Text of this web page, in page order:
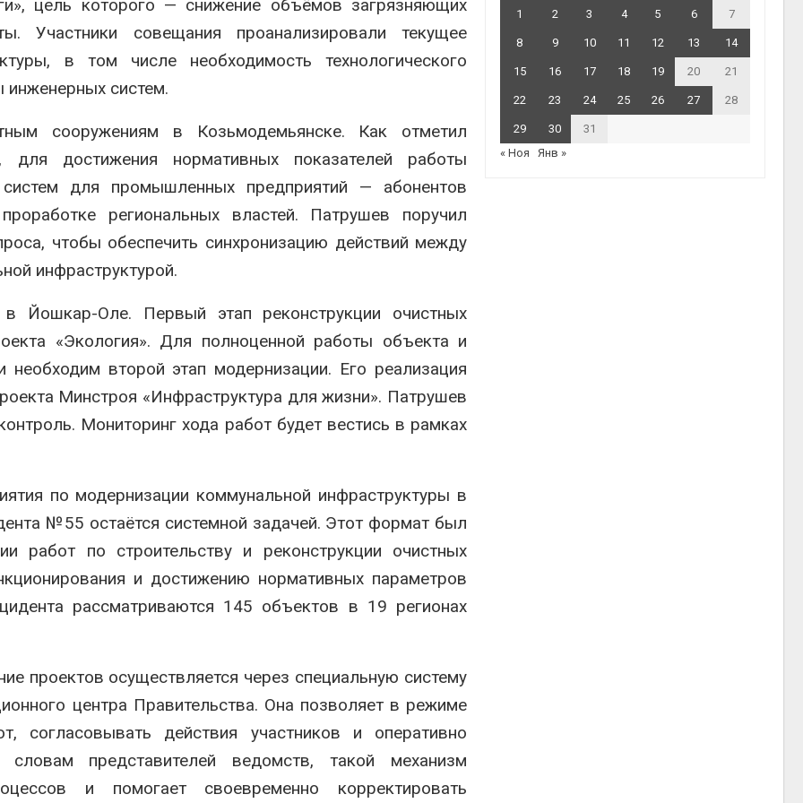
цель которого — снижение объёмов загрязняющих
Участники совещания проанализировали текущее
в том числе необходимость технологического
инженерных систем.
сооружениям в Козьмодемьянске. Как отметил
для достижения нормативных показателей работы
систем для промышленных предприятий — абонентов
региональных властей. Патрушев поручил
чтобы обеспечить синхронизацию действий между
инфраструктурой.
Йошкар-Оле. Первый этап реконструкции очистных
«Экология». Для полноценной работы объекта и
второй этап модернизации. Его реализация
Минстроя «Инфраструктура для жизни». Патрушев
Мониторинг хода работ будет вестись в рамках
по модернизации коммунальной инфраструктуры в
№55 остаётся системной задачей. Этот формат был
по строительству и реконструкции очистных
и достижению нормативных параметров
рассматриваются 145 объектов в 19 регионах
проектов осуществляется через специальную систему
центра Правительства. Она позволяет в режиме
согласовывать действия участников и оперативно
представителей ведомств, такой механизм
и помогает своевременно корректировать
1 2 3 4 5 6 7
8 9 10 11 12 13 14
15 16 17 18 19 20 21
22 23 24 25 26 27 28
29 30
31
« Ноя
Янв »